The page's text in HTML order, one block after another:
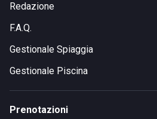
Redazione
F.A.Q.
Gestionale Spiaggia
Gestionale Piscina
Prenotazioni